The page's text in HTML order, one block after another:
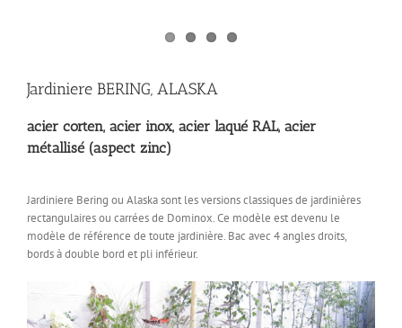
Jardiniere BERING, ALASKA
acier corten, acier inox, acier laqué RAL, acier
métallisé (aspect zinc)
Jardiniere Bering ou Alaska sont les versions classiques de jardinières
rectangulaires ou carrées de Dominox. Ce modèle est devenu le
modèle de référence de toute jardinière. Bac avec 4 angles droits,
bords à double bord et pli inférieur.